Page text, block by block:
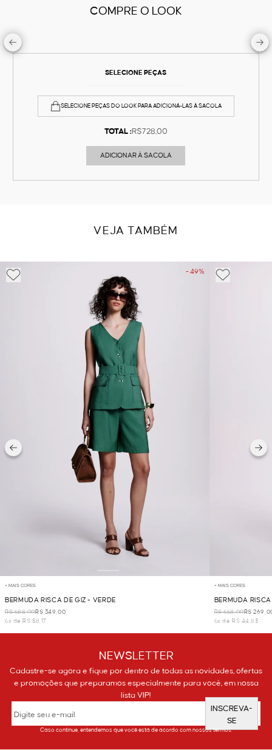
COMPRE O LOOK
SELECIONE PEÇAS
SELECIONE PEÇAS DO LOOK PARA ADICIONÁ-LAS À SACOLA
TOTAL :R$728,00
ADICIONAR À SACOLA
VEJA TAMBÉM
- 49%
+ MAIS CORES
BERMUDA RISCA DE GIZ - VERDE
R$ 688,00R$ 349,00
6x de R$ 58,17
+ MAIS CORES
BERMUDA
R$ 668,00R$
6x de R$ 44,83
NEWSLETTER
Cadastre-se agora e fique por dentro de todas as novidades, ofertas
e promoções que preparamos especialmente para você, em nossa
lista VIP!
INSCREVA-
SE
Caso continue, entendemos que você está de acordo com nossos termos.